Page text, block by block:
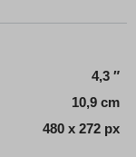
4,3 ″
10,9 cm
480 x 272 px